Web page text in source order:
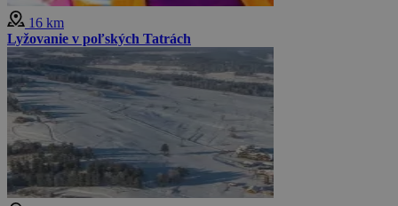
16 km
Lyžovanie v poľských Tatrách